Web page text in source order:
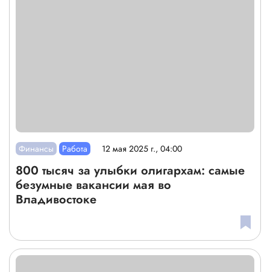
Финансы Работа 12 мая 2025 г., 04:00
800 тысяч за улыбки олигархам: самые
безумные вакансии мая во
Владивостоке